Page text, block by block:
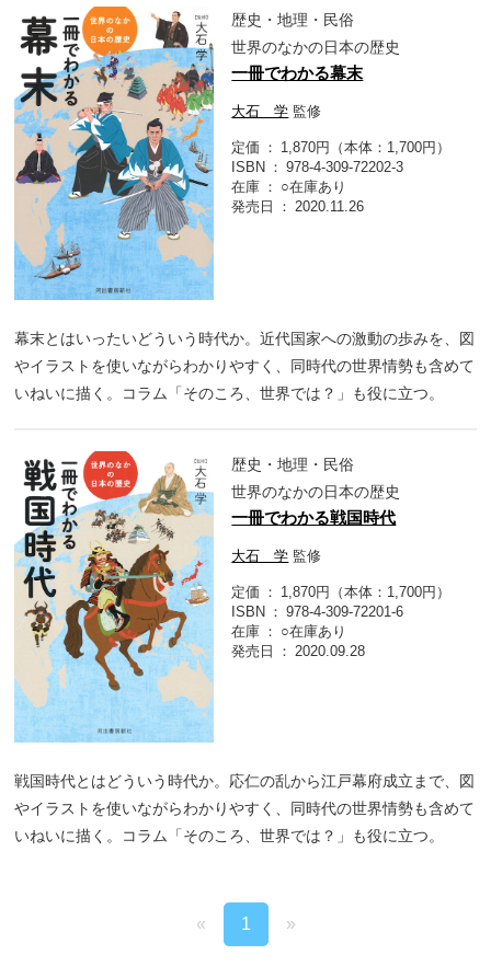
歴史・地理・民俗
世界のなかの日本の歴史
一冊でわかる幕末
大石 学 監修
定価
1,870円（本体：1,700円）
ISBN
978-4-309-72202-3
在庫
○在庫あり
発売日
2020.11.26
幕末とはいったいどういう時代か。近代国家への激動の歩みを、図
やイラストを使いながらわかりやすく、同時代の世界情勢も含めて
いねいに描く。コラム「そのころ、世界では？」も役に立つ。
歴史・地理・民俗
世界のなかの日本の歴史
一冊でわかる戦国時代
大石 学 監修
定価
1,870円（本体：1,700円）
ISBN
978-4-309-72201-6
在庫
○在庫あり
発売日
2020.09.28
戦国時代とはどういう時代か。応仁の乱から江戸幕府成立まで、図
やイラストを使いながらわかりやすく、同時代の世界情勢も含めて
いねいに描く。コラム「そのころ、世界では？」も役に立つ。
« 1 »